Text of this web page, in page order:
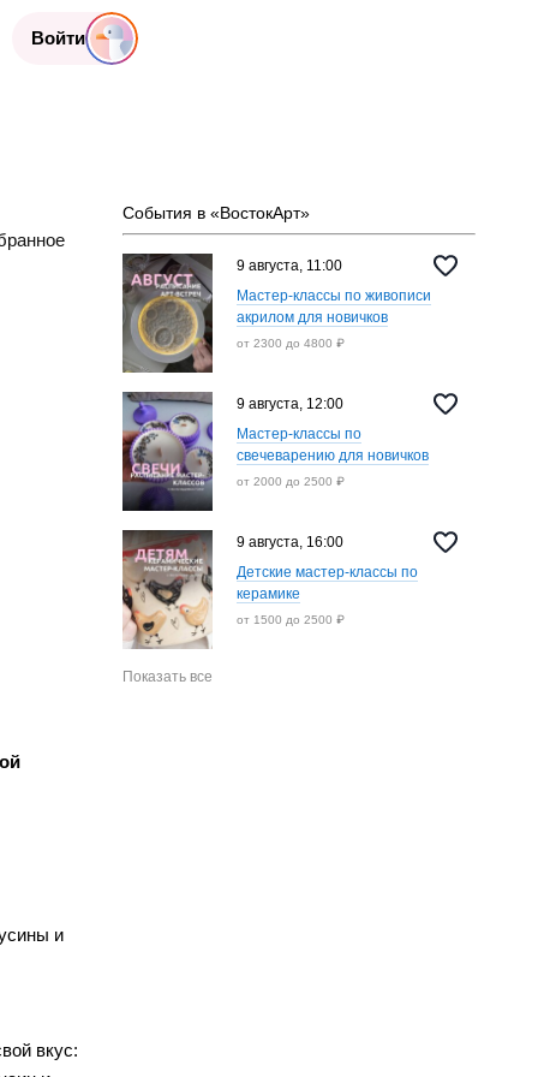
Войти
и
вкус:
События в «ВостокАрт»
9 августа, 11:00
Мастер-классы по живописи
акрилом для новичков
от 2300 до 4800 ₽
9 августа, 12:00
Мастер-классы по
свечеварению для новичков
от 2000 до 2500 ₽
9 августа, 16:00
Детские мастер-классы по
керамике
от 1500 до 2500 ₽
Показать все